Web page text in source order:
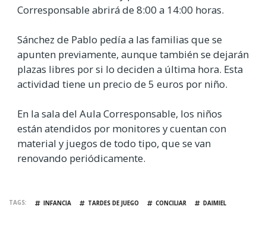
Corresponsable abrirá de 8:00 a 14:00 horas.
Sánchez de Pablo pedía a las familias que se
apunten previamente, aunque también se dejarán
plazas libres por si lo deciden a última hora. Esta
actividad tiene un precio de 5 euros por niño.
En la sala del Aula Corresponsable, los niños
están atendidos por monitores y cuentan con
material y juegos de todo tipo, que se van
renovando periódicamente.
TAGS INFANCIA TARDES DE JUEGO CONCILIAR DAIMIEL